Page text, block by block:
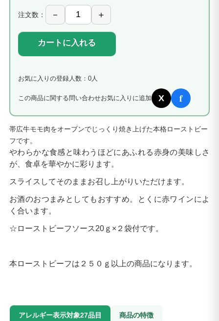
注文数：
カートに入れる
お気に入りの登録人数：0人
この商品に関する問い合わせお気に入りに追加 X f
帯広牛モモ肉をオーブンでじっくり焼き上げた本格ローストビー
フです。
やわらかな食感と味わうほどにあふれる赤身の美味しさ
が、食卓を華やかに彩ります。
スライスしてそのままお召し上がりいただけます。
お酒のおつまみとしてもおすすめ。とくに赤ワインによ
く合います。
☆ローストビーフソース20ｇ×２袋付です。
本ローストビーフは２５０ｇ以上の商品になります。
アレルギー表示対象27品目 商品の特徴